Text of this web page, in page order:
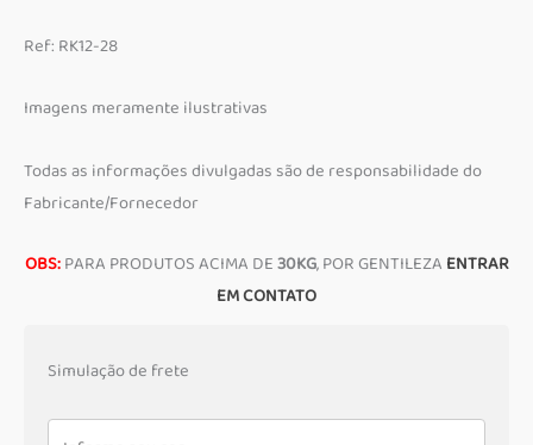
Ref: RK12-28
Imagens meramente ilustrativas
Todas as informações divulgadas são de responsabilidade do
Fabricante/Fornecedor
OBS:PARA PRODUTOS ACIMA DE30KG, POR GENTILEZA ENTRAR
EM CONTATO
Simulação de frete